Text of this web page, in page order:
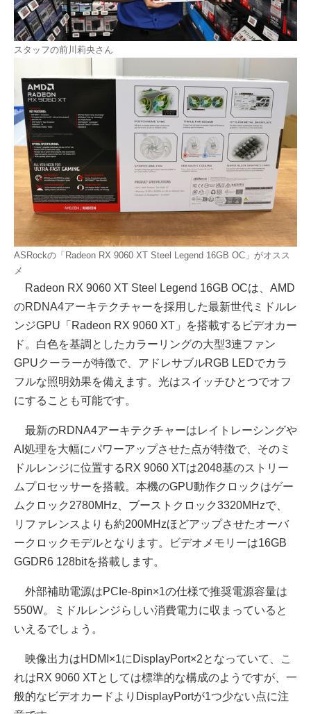
スタッフの前川莉央さん
ASRockの「Radeon RX 9060 XT Steel Legend 16GB OC」がオスス
メ
Radeon RX 9060 XT Steel Legend 16GB OCは、AMD
のRDNA4アーキテクチャーを採用した最新世代ミドルレ
ンジGPU「Radeon RX 9060 XT」を搭載するビデオカー
ド。白色を基調としたカラーリングの大型3連ファン
GPUクーラーが特徴で、アドレサブルRGB LEDでカラ
フルな照明効果を備えます。光はスイッチひとつでオフ
にすることも可能です。
最新のRDNA4アーキテクチャーはレイトレーシングや
AI処理を大幅にパワーアップさせた点が特徴で、そのミ
ドルレンジに位置するRX 9060 XTは2048基のストリー
ムプロセッサーを搭載。本機のGPU動作クロックはゲー
ムクロック2780MHz、ブーストクロック3320MHzで、
リファレンスよりも約200MHzほどアップさせたオーバ
ークロックモデルとなります。ビデオメモリーは16GB
GGDR6 128bitを搭載します。
外部補助電源はPCIe-8pin×1の仕様で推奨電源容量は
550W。ミドルレンジらしい消費電力に収まっていると
いえるでしょう。
映像出力はHDMI×1にDisplayPort×2となっていて、こ
れはRX 9060 XTとしては標準的な構成のようですが、一
般的なビデオカードよりDisplayPortが1つ少ない点に注